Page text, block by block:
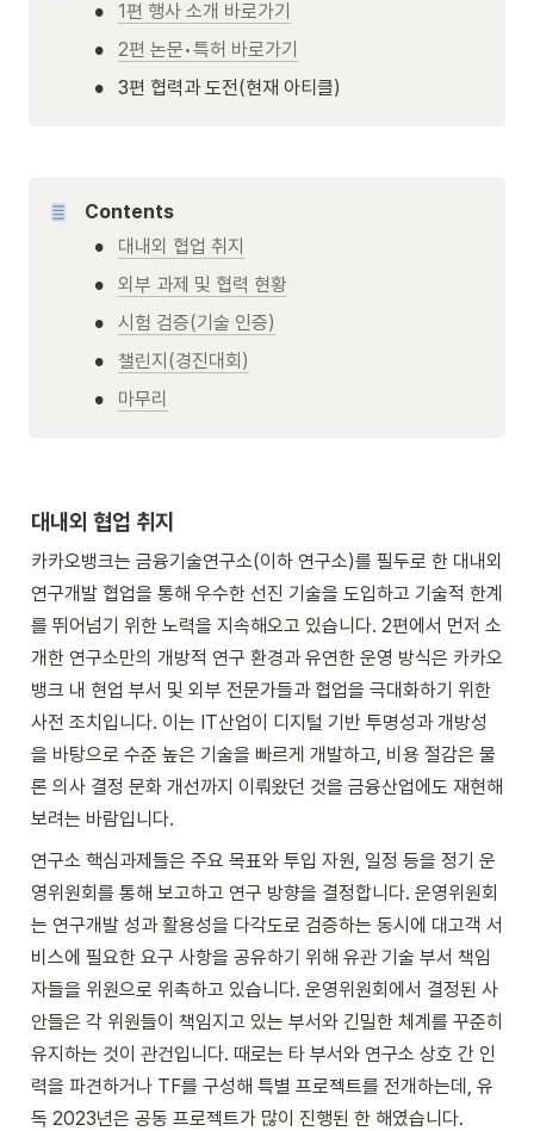
• 1편 행사 소개 바로가기
• 2편 논문•특허 바로가기
• 3편 협력과 도전(현재 아티클)
Contents
• 대내외 협업 취지
• 외부 과제 및 협력 현황
• 시험 검증(기술 인증)
• 챌린지(경진대회)
• 마무리
대내외 협업 취지
카카오뱅크는 금융기술연구소(이하 연구소)를 필두로 한 대내외
연구개발 협업을 통해 우수한 선진 기술을 도입하고 기술적 한계
를 뛰어넘기 위한 노력을 지속해오고 있습니다. 2편에서 먼저 소
개한 연구소만의 개방적 연구 환경과 유연한 운영 방식은 카카오
뱅크 내 현업 부서 및 외부 전문가들과 협업을 극대화하기 위한
사전 조치입니다. 이는 IT산업이 디지털 기반 투명성과 개방성
을 바탕으로 수준 높은 기술을 빠르게 개발하고, 비용 절감은 물
론 의사 결정 문화 개선까지 이뤄왔던 것을 금융산업에도 재현해
보려는 바람입니다.
연구소 핵심과제들은 주요 목표와 투입 자원, 일정 등을 정기 운
영위원회를 통해 보고하고 연구 방향을 결정합니다. 운영위원회
는 연구개발 성과 활용성을 다각도로 검증하는 동시에 대고객 서
비스에 필요한 요구 사항을 공유하기 위해 유관 기술 부서 책임
자들을 위원으로 위촉하고 있습니다. 운영위원회에서 결정된 사
안들은 각 위원들이 책임지고 있는 부서와 긴밀한 체계를 꾸준히
유지하는 것이 관건입니다. 때로는 타 부서와 연구소 상호 간 인
력을 파견하거나 TF를 구성해 특별 프로젝트를 전개하는데, 유
독 2023년은 공동 프로젝트가 많이 진행된 한 해였습니다.